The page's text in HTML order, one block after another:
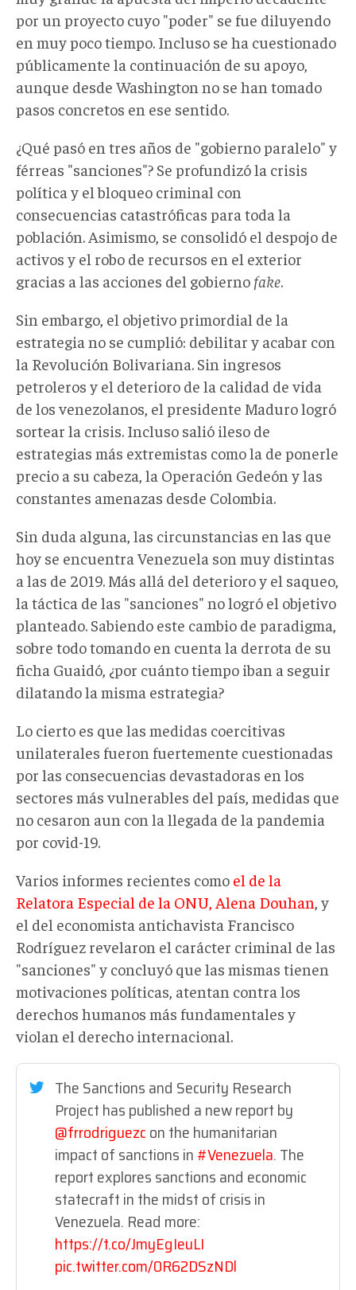
por un proyecto cuyo "poder" se fue diluyendo
en muy poco tiempo. Incluso se ha cuestionado
públicamente la continuación de su apoyo,
aunque desde Washington no se han tomado
pasos concretos en ese sentido.
¿Qué pasó en tres años de "gobierno paralelo" y
férreas "sanciones"? Se profundizó la crisis
política y el bloqueo criminal con
consecuencias catastróficas para toda la
población. Asimismo, se consolidó el despojo de
activos y el robo de recursos en el exterior
gracias a las acciones del gobierno fake.
Sin embargo, el objetivo primordial de la
estrategia no se cumplió: debilitar y acabar con
la Revolución Bolivariana. Sin ingresos
petroleros y el deterioro de la calidad de vida
de los venezolanos, el presidente Maduro logró
sortear la crisis. Incluso salió ileso de
estrategias más extremistas como la de ponerle
precio a su cabeza, la Operación Gedeón y las
constantes amenazas desde Colombia.
Sin duda alguna, las circunstancias en las que
hoy se encuentra Venezuela son muy distintas
a las de 2019. Más allá del deterioro y el saqueo,
la táctica de las "sanciones" no logró el objetivo
planteado. Sabiendo este cambio de paradigma,
sobre todo tomando en cuenta la derrota de su
ficha Guaidó, ¿por cuánto tiempo iban a seguir
dilatando la misma estrategia?
Lo cierto es que las medidas coercitivas
unilaterales fueron fuertemente cuestionadas
por las consecuencias devastadoras en los
sectores más vulnerables del país, medidas que
no cesaron aun con la llegada de la pandemia
por covid-19.
Varios informes recientes como el de la
Relatora Especial de la ONU, Alena Douhan , y
el del economista antichavista Francisco
Rodríguez revelaron el carácter criminal de las
"sanciones" y concluyó que las mismas tienen
motivaciones políticas, atentan contra los
derechos humanos más fundamentales y
violan el derecho internacional.
The Sanctions and Security Research
Project has published a new report by
@frrodriguezcon the humanitarian
impact of sanctions in#Venezuela. The
report explores sanctions and economic
statecraft in the midst of crisis in
Venezuela. Read more:
https://t.co/JmyEgIeuLI
pic.twitter.com/0R62DSzNDl